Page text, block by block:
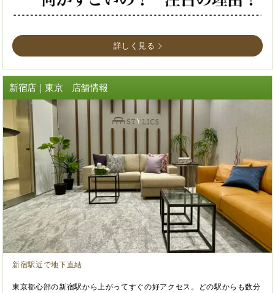
詳しく見る
新宿店｜東京 店舗情報
新宿駅近で地下直結
東京都心部の新宿駅から上がってすぐの好アクセス。どの駅からも数分